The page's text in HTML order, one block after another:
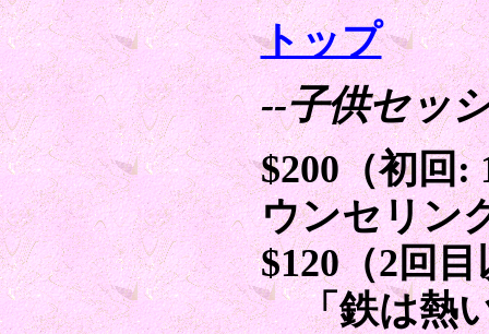
トップ
--子供セッ
$200（初回:
ウンセリン
$120（2回
「鉄は熱い